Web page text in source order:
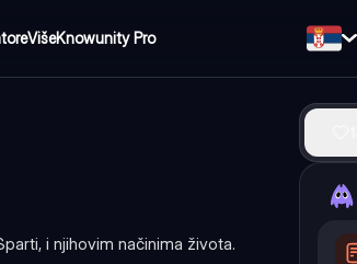
VišeKnowunity Pro
i njihovim načinima života.